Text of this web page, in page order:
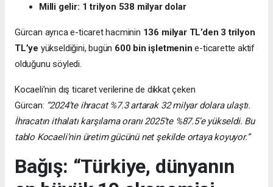
Milli gelir: 1 trilyon 538 milyar dolar
Gürcan ayrıca e-ticaret hacminin 136 milyar TL’den 3 trilyon
TL’ye yükseldiğini, bugün 600 bin işletmenin e-ticarette aktif
olduğunu söyledi.
Kocaeli’nin dış ticaret verilerine de dikkat çeken
Gürcan: “2024’te ihracat %7.3 artarak 32 milyar dolara ulaştı.
İhracatın ithalatı karşılama oranı 2025’te %87.5’e yükseldi. Bu
tablo Kocaeli’nin üretim gücünü net şekilde ortaya koyuyor.”
Bağış: “Türkiye, dünyanın